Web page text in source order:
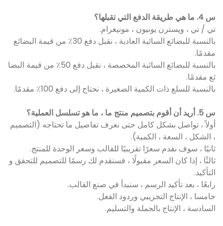
س 4. ما هي طريقة الدفع التي تقبلها؟
تي / تي ، ويسترن يونيون ، مونيغرام.
بالنسبة للبضائع السائبة العادية ، نقبل دفع 30٪ من قيمة البضائع
مقدمًا.
بالنسبة للبضائع السائبة المخصصة ، نقبل دفع 50٪ من قيمة البضا
ئع مقدمًا.
بالنسبة للسلع ذات الكمية الصغيرة ، نحتاج إلى دفع 100٪ مقدمًا.
س 5. أريد أن أقوم بتصميم منتج ما ، ما هو تسلسل العملية؟
أولاً ، تواصل بشكل كامل حتى نعرف تفاصيل ما تحتاجه (التصميم
، الشكل ، السعة ، الكمية).
ثانيًا ، سوف نقدم سعرًا تقريبيًا للقالب وسعر الوحدة للمنتج.
ثالثًا ، إذا كان السعر مقبولًا ، فسنقدم لك رسمًا للتصميم للتحقق و
التأكيد.
رابعًا ، بعد تأكيد الرسم ، سنبدأ في صنع القالب.
خامسا ، الإنتاج التجريبي وردود الفعل.
السادسة ، الإنتاج بالجملة والتسليم.